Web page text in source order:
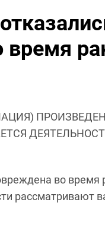
во время
рассматривают